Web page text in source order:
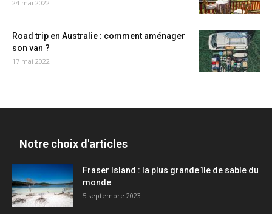
24 mai 2022
Road trip en Australie : comment aménager
son van ?
17 mai 2022
Notre choix d'articles
Fraser Island : la plus grande île de sable du
monde
5 septembre 2023